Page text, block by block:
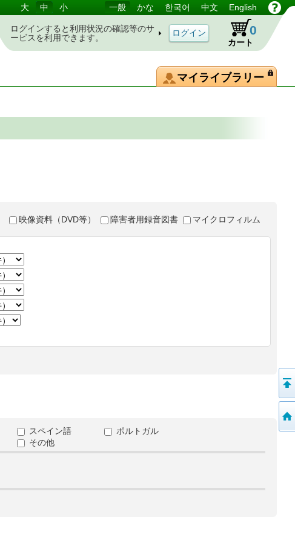
大 中 小 一般 かな 한국어 中文 English
ログインすると利用状況の確認等のサ
ービスを利用できます。
カート
0
マイライブラリー
映像資料（DVD等） 障害者用録音図書 マイクロフィルム
スペイン語
ポルトガル
その他